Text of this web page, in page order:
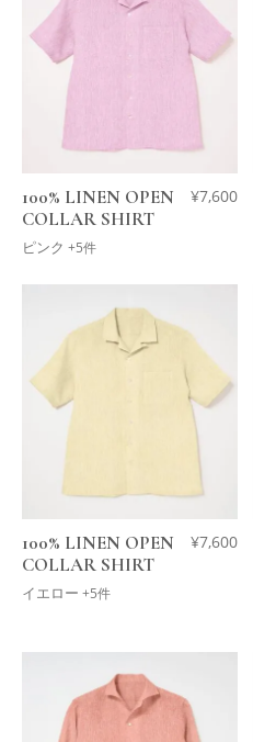
100% LINEN OPEN
COLLAR SHIRT
ピンク +5件
¥7,600
100% LINEN OPEN
COLLAR SHIRT
イエロー +5件
¥7,600